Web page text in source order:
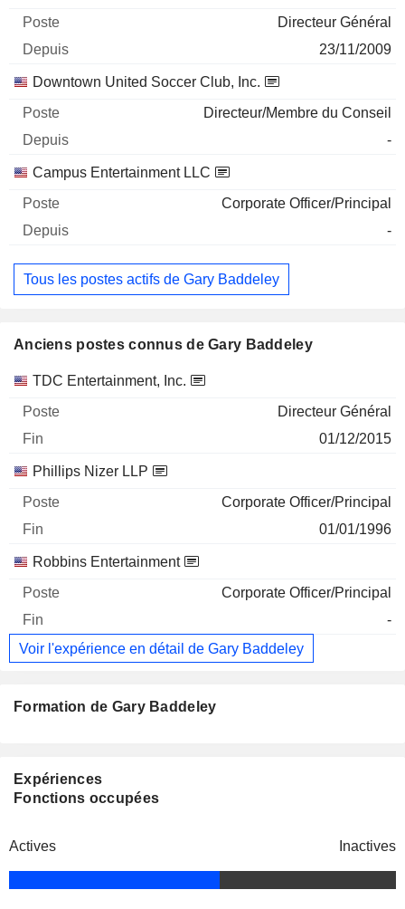
Directeur Général
23/11/2009
Downtown United Soccer Club, Inc.
Directeur/Membre du Conseil
-
Campus Entertainment LLC
Corporate Officer/Principal
-
Tous les postes actifs de Gary Baddeley
Anciens postes connus de Gary Baddeley
Sociétés Poste Fin
TDC Entertainment, Inc.
Directeur Général
01/12/2015
Phillips Nizer LLP
Corporate Officer/Principal
01/01/1996
Robbins Entertainment
Corporate Officer/Principal
-
Voir l'expérience en détail de Gary Baddeley
Formation de Gary Baddeley
Expériences
Fonctions occupées
Actives Inactives